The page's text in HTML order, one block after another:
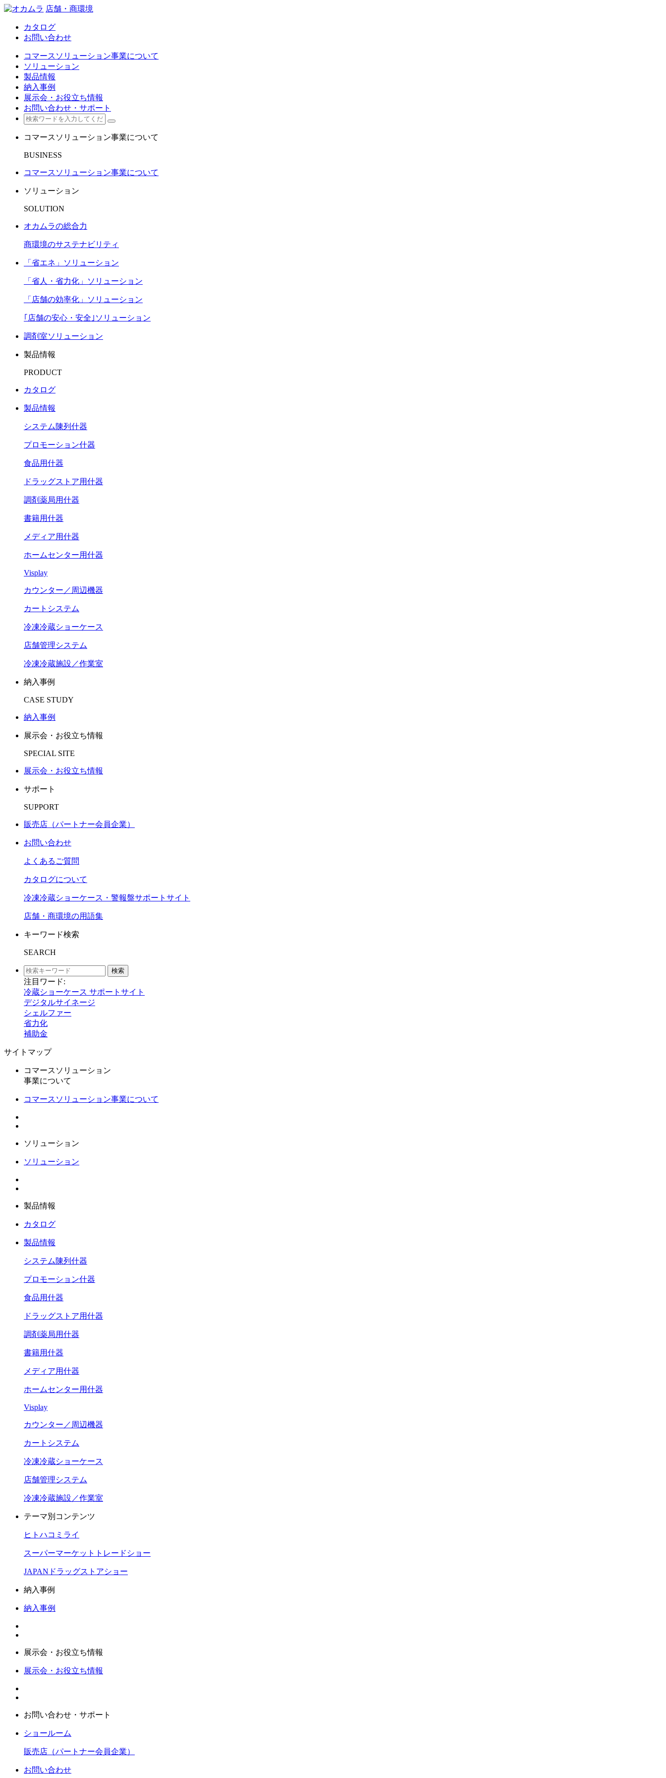
店舗・商環境
カタログ
お問い合わせ
コマースソリューション事業について
ソリューション
製品情報
納入事例
展示会・お役立ち情報
お問い合わせ・サポート
コマースソリューション事業について
BUSINESS
コマースソリューション事業について
ソリューション
SOLUTION
オカムラの総合力
商環境のサステナビリティ
「省エネ」ソリューション
「省人・省力化」ソリューション
「店舗の効率化」ソリューション
｢店舗の安心・安全｣ソリューション
調剤室ソリューション
製品情報
PRODUCT
カタログ
製品情報
システム陳列什器
プロモーション什器
食品用什器
ドラッグストア用什器
調剤薬局用什器
書籍用什器
メディア用什器
ホームセンター用什器
Visplay
カウンター／周辺機器
カートシステム
冷凍冷蔵ショーケース
店舗管理システム
冷凍冷蔵施設／作業室
納入事例
CASE STUDY
納入事例
展示会・お役立ち情報
SPECIAL SITE
展示会・お役立ち情報
サポート
SUPPORT
販売店（パートナー会員企業）
お問い合わせ
よくあるご質問
カタログについて
冷凍冷蔵ショーケース・警報盤サポートサイト
店舗・商環境の用語集
キーワード検索
SEARCH
検索
注目ワード:
冷蔵ショーケース サポートサイト
デジタルサイネージ
シェルファー
省力化
補助金
サイトマップ
コマースソリューション
事業について
コマースソリューション事業について
ソリューション
ソリューション
製品情報
カタログ
製品情報
システム陳列什器
プロモーション什器
食品用什器
ドラッグストア用什器
調剤薬局用什器
書籍用什器
メディア用什器
ホームセンター用什器
Visplay
カウンター／周辺機器
カートシステム
冷凍冷蔵ショーケース
店舗管理システム
冷凍冷蔵施設／作業室
テーマ別コンテンツ
ヒトハコミライ
スーパーマーケットトレードショー
JAPANドラッグストアショー
納入事例
納入事例
展示会・お役立ち情報
展示会・お役立ち情報
お問い合わせ・サポート
ショールーム
販売店（パートナー会員企業）
お問い合わせ